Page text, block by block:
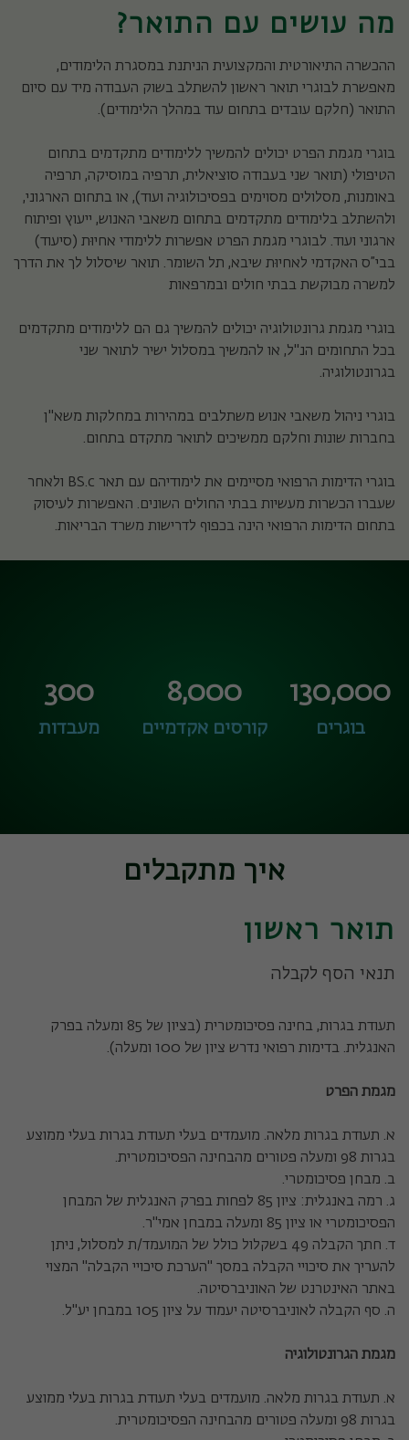
מה עושים עם התואר?
ההכשרה התיאורטית והמקצועית הניתנת במסגרת הלימודים,
מאפשרת לבוגרי תואר ראשון להשתלב בשוק העבודה מיד עם סיום
התואר (חלקם עובדים בתחום עוד במהלך הלימודים).
בוגרי מגמת הפרט יכולים להמשיך ללימודים מתקדמים בתחום
הטיפולי (תואר שני בעבודה סוציאלית, תרפיה במוסיקה, תרפיה
באומנות, מסלולים מסוימים בפסיכולוגיה ועוד), או בתחום הארגוני,
ולהשתלב בלימודים מתקדמים בתחום משאבי האנוש, ייעוץ ופיתוח
ארגוני ועוד. לבוגרי מגמת הפרט אפשרות ללימודי אחיוּת (סיעוד)
בבי”ס האקדמי לאחיוּת שיבא, תל השומר. תואר שיסלול לך את הדרך
למשרה מבוקשת בבתי חולים ובמרפאות
בוגרי מגמת גרונטולוגיה יכולים להמשיך גם הם ללימודים מתקדמים
בכל התחומים הנ''ל, או להמשיך במסלול ישיר לתואר שני
בגרונטולוגיה.
בוגרי ניהול משאבי אנוש משתלבים במהירות במחלקות משא''ן
בחברות שונות וחלקם ממשיכים לתואר מתקדם בתחום.
בוגרי הדימות הרפואי מסיימים את לימודיהם עם תאר BS.c ולאחר
שעברו הכשרות מעשיות בבתי החולים השונים. האפשרות לעיסוק
בתחום הדימות הרפואי הינה בכפוף לדרישות משרד הבריאות.
130,000
בוגרים
8,000
קורסים אקדמיים
300
מעבדות
איך מתקבלים
תואר ראשון
תנאי הסף לקבלה
תעודת בגרות, בחינה פסיכומטרית (בציון של 85 ומעלה בפרק
האנגלית. בדימות רפואי נדרש ציון של 100 ומעלה).
מגמת הפרט
א. תעודת בגרות מלאה. מועמדים בעלי תעודת בגרות בעלי ממוצע
בגרות 98 ומעלה פטורים מהבחינה הפסיכומטרית.
ב. מבחן פסיכומטרי.
ג. רמה באנגלית: ציון 85 לפחות בפרק האנגלית של המבחן
הפסיכומטרי או ציון 85 ומעלה במבחן אמי"ר.
ד. חתך הקבלה 49 בשקלול כולל של המועמד/ת למסלול, ניתן
להעריך את סיכויי הקבלה במסך "הערכת סיכויי הקבלה" המצוי
באתר האינטרנט של האוניברסיטה.
ה. סף הקבלה לאוניברסיטה יעמוד על ציון 105 במבחן יע"ל.
מגמת הגרונטולוגיה
א. תעודת בגרות מלאה. מועמדים בעלי תעודת בגרות בעלי ממוצע
בגרות 98 ומעלה פטורים מהבחינה הפסיכומטרית.